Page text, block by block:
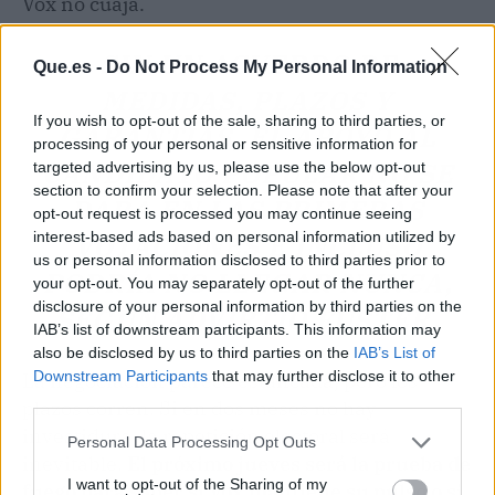
Que.es - Do Not Process My Personal Information
If you wish to opt-out of the sale, sharing to third parties, or
processing of your personal or sensitive information for
targeted advertising by us, please use the below opt-out
section to confirm your selection. Please note that after your
opt-out request is processed you may continue seeing
interest-based ads based on personal information utilized by
us or personal information disclosed to third parties prior to
your opt-out. You may separately opt-out of the further
disclosure of your personal information by third parties on the
IAB’s list of downstream participants. This information may
also be disclosed by us to third parties on the IAB’s List of
Downstream Participants that may further disclose it to other
Personal Data Processing Opt Outs
I want to opt-out of the Sharing of my
SIN UN ACUERDO DE
GARANTÍAS, EL APOYO AL
CANDIDATO POPULAR NO SE
DARÁ EN LAS PRIMERAS
VOTACIONES E INCLUSO
PODRÍA NO LLEGAR NUNCA,
SEGÚN ADVIRTIÓ FÚSTER.
La negociación parece estancada, pero los
plazos corren. Si en dos meses no hay
investidura, la repetición electoral será